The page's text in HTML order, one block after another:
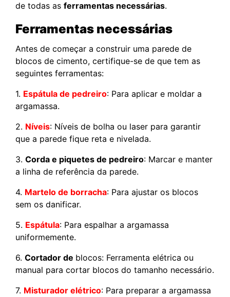
de todas as ferramentas necessárias.
Ferramentas necessárias
Antes de começar a construir uma parede de
blocos de cimento, certifique-se de que tem as
seguintes ferramentas:
1. Espátula de pedreiro: Para aplicar e moldar a
argamassa.
2. Níveis: Níveis de bolha ou laser para garantir
que a parede fique reta e nivelada.
3. Corda e piquetes de pedreiro: Marcar e manter
a linha de referência da parede.
4. Martelo de borracha: Para ajustar os blocos
sem os danificar.
5. Espátula: Para espalhar a argamassa
uniformemente.
6. Cortador de blocos: Ferramenta elétrica ou
manual para cortar blocos do tamanho necessário.
7. Misturador elétrico: Para preparar a argamassa